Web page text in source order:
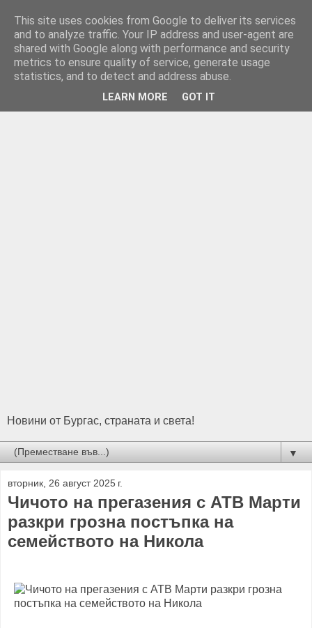
Новини от Бургас, страната и света!
▼
вторник, 26 август 2025 г.
Чичото на прегазения с АТВ Марти
разкри грозна постъпка на
семейството на Никола
This site uses cookies from Google to deliver its services
and to analyze traffic. Your IP address and user-agent are
shared with Google along with performance and security
metrics to ensure quality of service, generate usage
statistics, and to detect and address abuse.
LEARN MORE GOT IT